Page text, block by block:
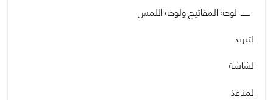
لوحة المفاتيح ولوحة اللمس
التبريد
الشاشة
المنافذ